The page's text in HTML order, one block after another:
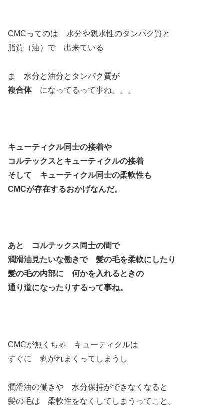
CMCってのは 水分や親水性のタンパク質と
脂質（油）で 出来ている
ま 水分と油分とタンパク質が
複合体になってるって事ね。。。
キューティクル同士の接着や
コルテックスとキューティクルの接着
そして キューティクル同士の柔軟性も
CMCが存在するおかげなんだ。
あと コルテックス同士の間で
潤滑油見たいな働きで 髪の毛を柔軟にしたり
髪の毛の内部に 何かを入れるときの
通り道になったりするって事ね。
CMCが無くちゃ キューティクルは
すぐに 剥がれまくってしまうし
潤滑油の働きや 水分保持ができなくなると
髪の毛は 柔軟性をなくしてしまうってこと。